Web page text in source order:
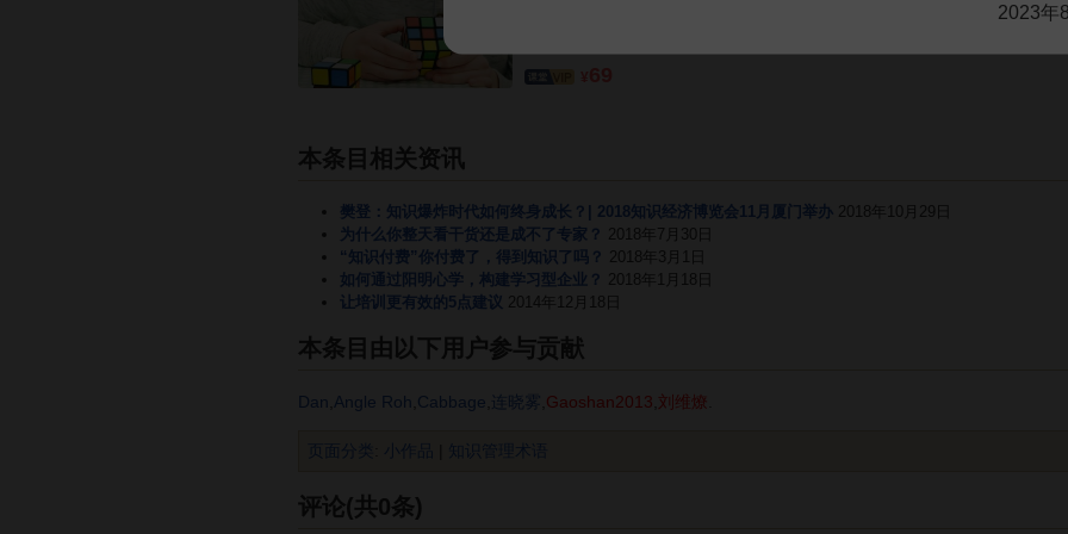
本条目相关资讯
樊登：知识爆炸时代如何终身成长？| 2018知识经济博览会11月厦门举办 2018年10月29日
为什么你整天看干货还是成不了专家？ 2018年7月30日
“知识付费”你付费了，得到知识了吗？ 2018年3月1日
如何通过阳明心学，构建学习型企业？ 2018年1月18日
让培训更有效的5点建议 2014年12月18日
本条目由以下用户参与贡献
Dan Angle Roh Cabbage 连晓雾 Gaoshan2013 刘维燎
页面分类 小作品 知识管理术语
评论(共0条)
2023年